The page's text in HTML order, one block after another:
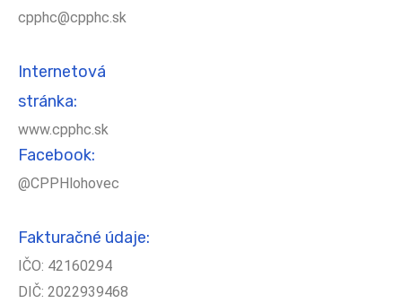
cpphc@cpphc.sk
Internetová
stránka:
www.cpphc.sk
Facebook:
@CPPHlohovec
Fakturačné údaje:
IČO: 42160294
DIČ: 2022939468